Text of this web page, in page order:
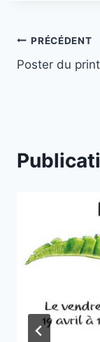
de
PRÉCÉDENT
Poster du